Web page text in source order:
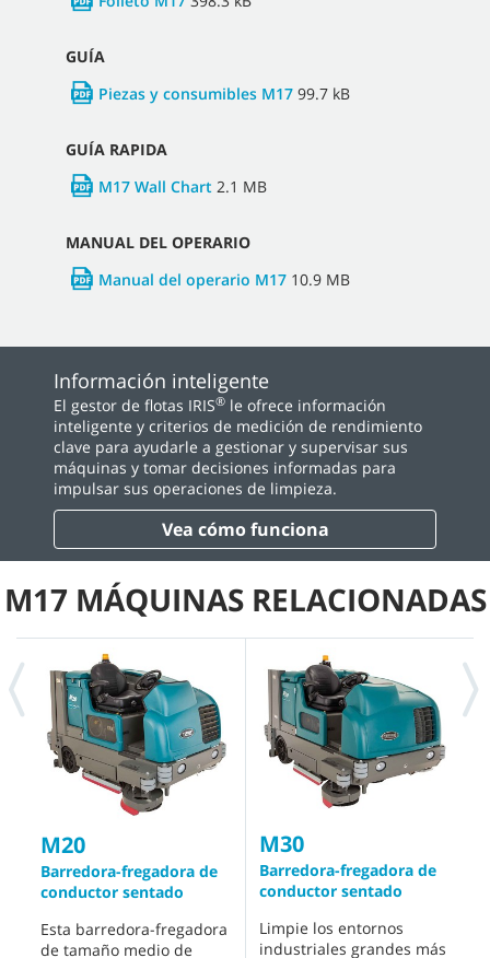
GUÍA
Piezas y consumibles M17 99.7 kB
GUÍA RAPIDA
M17 Wall Chart 2.1 MB
MANUAL DEL OPERARIO
Manual del operario M17 10.9 MB
Información inteligente
El gestor de flotas IRIS® le ofrece información
inteligente y criterios de medición de rendimiento
clave para ayudarle a gestionar y supervisar sus
máquinas y tomar decisiones informadas para
impulsar sus operaciones de limpieza.
Vea cómo funciona
M17 MÁQUINAS RELACIONADAS
M20
Barredora-fregadora de
conductor sentado
Esta barredora-fregadora
de tamaño medio de
M30
Barredora-fregadora de
conductor sentado
Limpie los entornos
industriales grandes más